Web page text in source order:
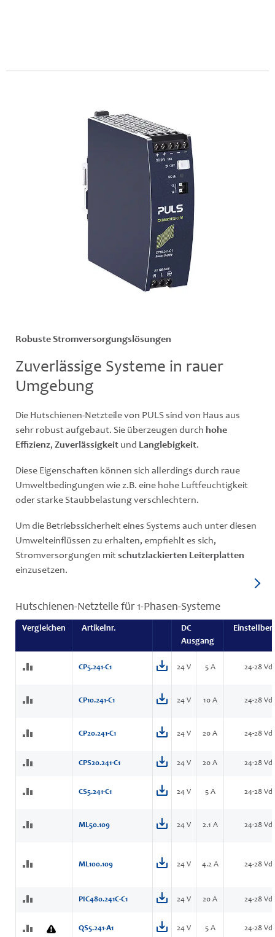
Robuste Stromversorgungslösungen
Zuverlässige Systeme in rauer
Umgebung
Die Hutschienen-Netzteile von PULS sind von Haus aus
sehr robust aufgebaut. Sie überzeugen durch hohe
Effizienz, Zuverlässigkeit und Langlebigkeit.
Diese Eigenschaften können sich allerdings durch raue
Umweltbedingungen wie z.B. eine hohe Luftfeuchtigkeit
oder starke Staubbelastung verschlechtern.
Um die Betriebssicherheit eines Systems auch unter diesen
Umwelteinflüssen zu erhalten, empfiehlt es sich,
Stromversorgungen mitschutzlackierten Leiterplatten
einzusetzen.
Hutschienen-Netzteile für 1-Phasen-Systeme
Vergleichen Artikelnr.
DC
Ausgang
CP5.241-C1 24 V 5 A 24-28
CP10.241-C1 24 V 10 A 24-28
CP20.241-C1 24 V 20 A 24-28
CPS20.241-C1 24 V 20 A 24-28
CS5.241-C1 24 V 5 A 24-28
ML50.109 24 V 2.1 A 24-28
ML100.109 24 V 4.2 A 24-28
PIC480.241C-C1 24 V 20 A 24-28
QS5.241-A1 24 V 5 A 24-28